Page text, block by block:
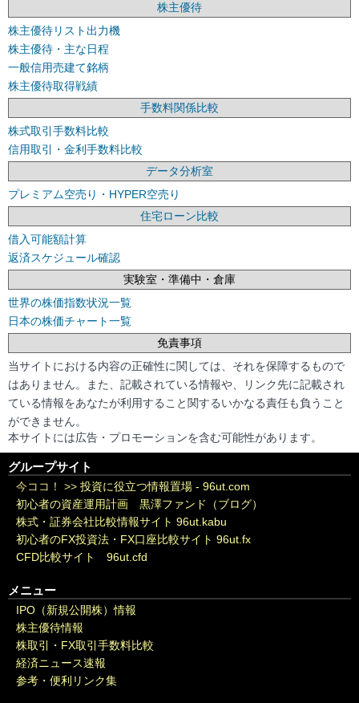
株主優待
株主優待リスト出力機
株主優待・主な日程
一般信用売建て銘柄
株主優待取得戦績
手数料関係比較
株式取引手数料比較
信用取引・金利手数料比較
データ分析室
プレミアム空売り・HYPER空売り
住宅ローン比較
借入可能額計算
返済スケジュール確認
実験室・準備中・倉庫
世界の株価指数状況一覧
日本の株価チャート一覧
免責事項
当サイトにおける内容の正確性に関しては、それを保障するもので
はありません。また、記載されている情報や、リンク先に記載され
ている情報をあなたが利用すること関するいかなる責任も負うこと
ができません。
本サイトには広告・プロモーションを含む可能性があります。
グループサイト
今ココ！ >> 投資に役立つ情報置場 - 96ut.com
初心者の資産運用計画 黒澤ファンド（ブログ）
株式・証券会社比較情報サイト 96ut.kabu
初心者のFX投資法・FX口座比較サイト 96ut.fx
CFD比較サイト 96ut.cfd
メニュー
IPO（新規公開株）情報
株主優待情報
株取引・FX取引手数料比較
経済ニュース速報
参考・便利リンク集